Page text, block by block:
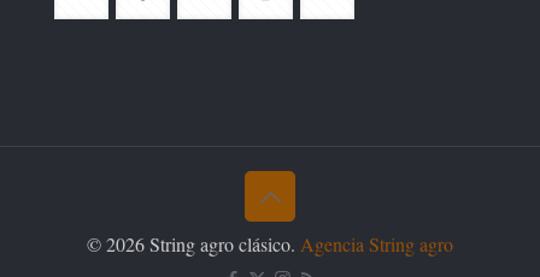
© 2026 String agro clásico. Agencia String agro